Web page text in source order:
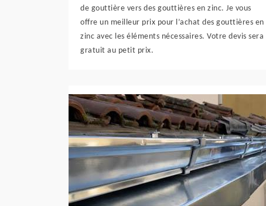
de gouttière vers des gouttières en zinc. Je vous
offre un meilleur prix pour l’achat des gouttières en
zinc avec les éléments nécessaires. Votre devis sera
gratuit au petit prix.